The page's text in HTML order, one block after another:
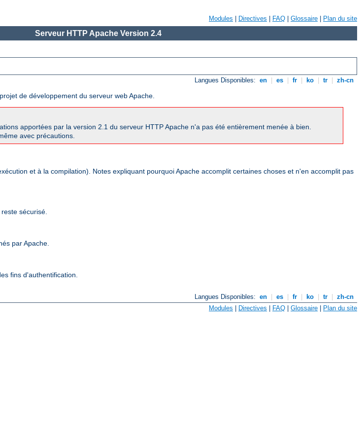
Modules Directives FAQ Glossaire Plan du site
Serveur HTTP Apache Version 2.4
Langues Disponibles: en es fr ko tr zh-cn
de développement du serveur web Apache.
apportées par la version 2.1 du serveur HTTP Apache n'a pas été entièrement menée à bien.
avec précautions.
et à la compilation). Notes expliquant pourquoi Apache accomplit certaines choses et n'en accomplit pas
sécurisé.
par Apache.
fins d'authentification.
Langues Disponibles: en es fr ko tr
zh-cn
Modules | Directives | FAQ | Glossaire | Plan du site